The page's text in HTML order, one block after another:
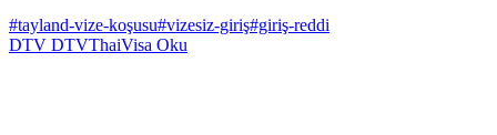
#tayland-vize-koşusu#vizesiz-giriş#giriş-reddi
DTV DTVThaiVisa Oku